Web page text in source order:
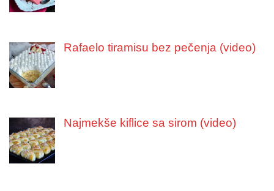
Rafaelo tiramisu bez pečenja (video)
Najmekše kiflice sa sirom (video)